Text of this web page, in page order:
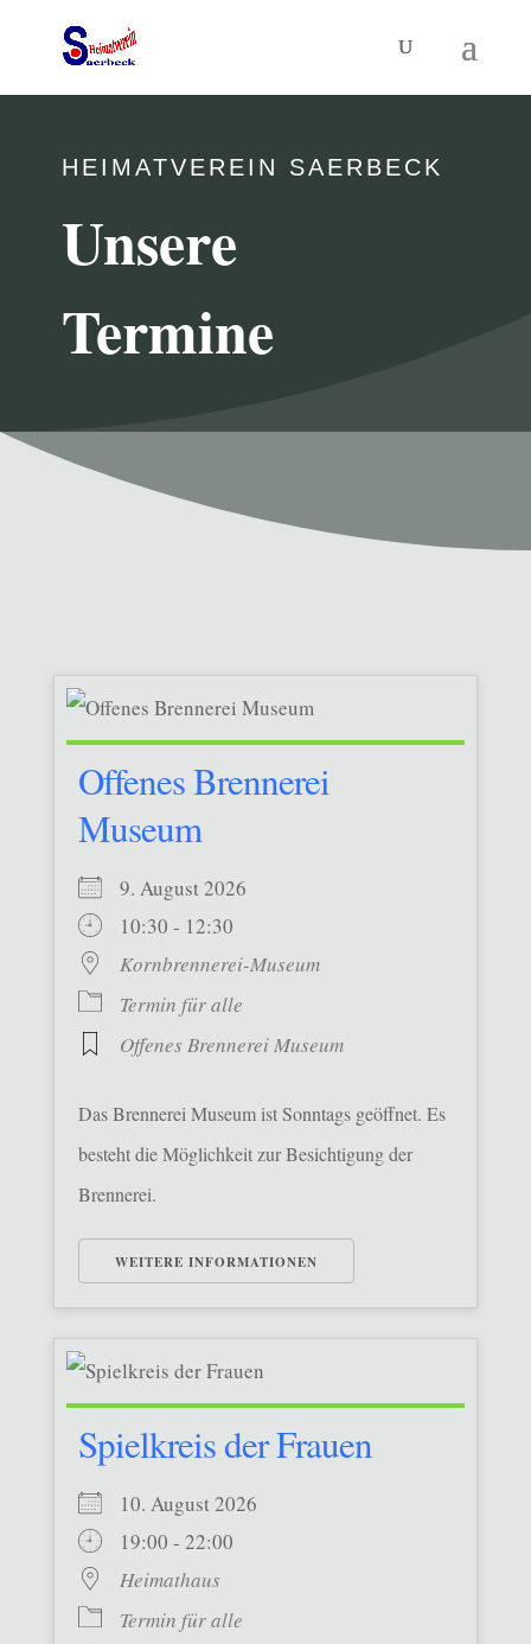
HEIMATVEREIN SAERBECK
Unsere
Termine
Offenes Brennerei
Museum
9. August 2026
10:30 - 12:30
Kornbrennerei-Museum
Termin für alle
Offenes Brennerei Museum
Das Brennerei Museum ist Sonntags geöffnet. Es
besteht die Möglichkeit zur Besichtigung der
Brennerei.
WEITERE INFORMATIONEN
Spielkreis der Frauen
10. August 2026
19:00 - 22:00
Heimathaus
Termin für alle